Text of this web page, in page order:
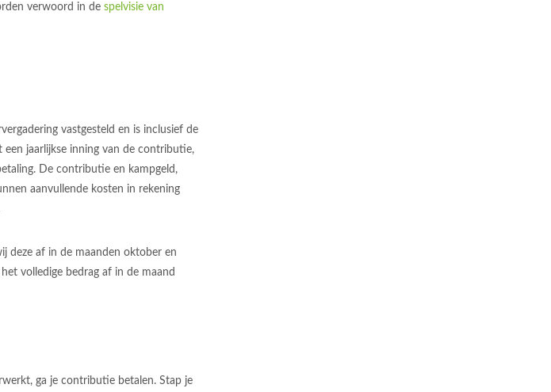
verwoord in de spelvisie van
vastgesteld en is inclusief de
jaarlijkse inning van de contributie,
De contributie en kampgeld,
aanvullende kosten in rekening
deze af in de maanden oktober en
volledige bedrag af in de maand
ga je contributie betalen. Stap je